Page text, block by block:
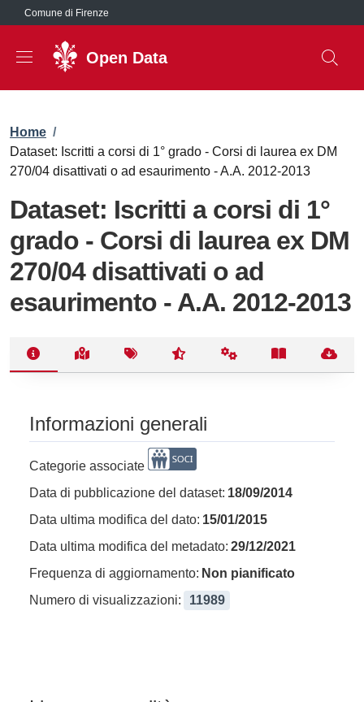
Salta al contenuto principale
Comune di Firenze
Open Data
Briciole di pane
Home /
Dataset: Iscritti a corsi di 1° grado - Corsi di laurea ex DM
270/04 disattivati o ad esaurimento - A.A. 2012-2013
Dataset: Iscritti a corsi di 1°
grado - Corsi di laurea ex DM
270/04 disattivati o ad
esaurimento - A.A. 2012-2013
Informazioni generali
Categorie associate
Data di pubblicazione del dataset: 18/09/2014
Data ultima modifica del dato: 15/01/2015
Data ultima modifica del metadato: 29/12/2021
Frequenza di aggiornamento: Non pianificato
Numero di visualizzazioni:
11989